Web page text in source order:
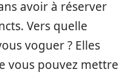
avoir à réserver
Vers quelle
voguer ? Elles
vous pouvez mettre